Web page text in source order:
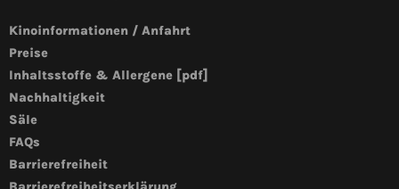
Kinoinformationen / Anfahrt
Preise
Inhaltsstoffe & Allergene [pdf]
Nachhaltigkeit
Säle
FAQs
Barrierefreiheit